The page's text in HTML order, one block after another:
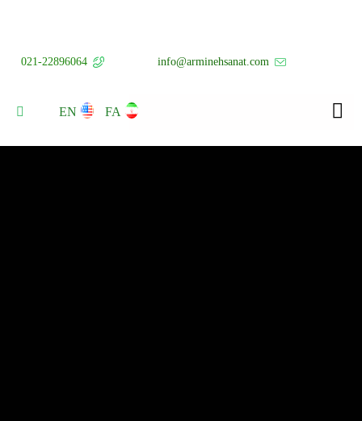
info@arminehsanat.com
021-22896064
FA
EN